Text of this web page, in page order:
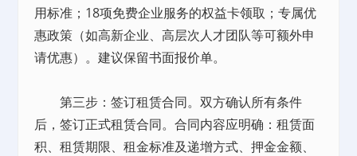
用标准；18项免费企业服务的权益卡领取；专属优
惠政策（如高新企业、高层次人才团队等可额外申
请优惠）。建议保留书面报价单。
第三步：签订租赁合同。双方确认所有条件
后，签订正式租赁合同。合同内容应明确：租赁面
积、租赁期限、租金标准及递增方式、押金金额、